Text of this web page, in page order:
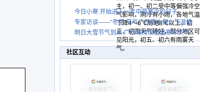
主，初一、初二受中等偏强冷空
气影响，阴冷有小雨，各地气温
下降4～6℃局地8℃以上，初
三、初四天气转好，部分地区可
见阳光，初五、初六有雨雾天
气。
今日小寒 开始进入一年中最寒冷的日子
专家访谈——“冬至”节气广西雨水偏少气温低
明日大雪节气到来 广西将持续低温寒冷天气
社区互动